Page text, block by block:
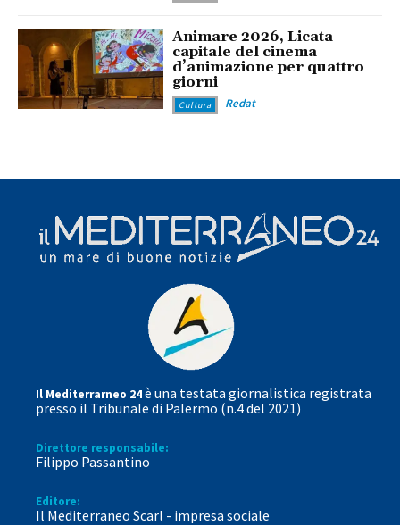
Animare 2026, Licata
capitale del cinema
d’animazione per quattro
giorni
Cultura Redat
Il Mediterrarneo 24è una testata giornalistica registrata
presso il Tribunale di Palermo (n.4 del 2021)
Direttore responsabile:
Filippo Passantino
Editore:
Il Mediterraneo Scarl - impresa sociale